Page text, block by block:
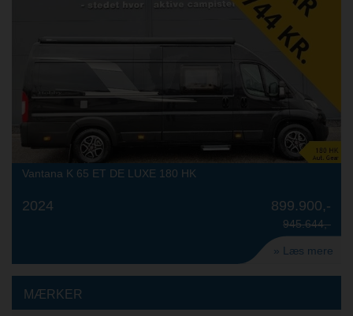
Vantana K 65 ET DE LUXE 180 HK
2024 899.900,-
945.644,-
» Læs mere
MÆRKER